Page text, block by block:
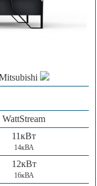
WattStream
11кВт
14кВА
12кВт
16кВА